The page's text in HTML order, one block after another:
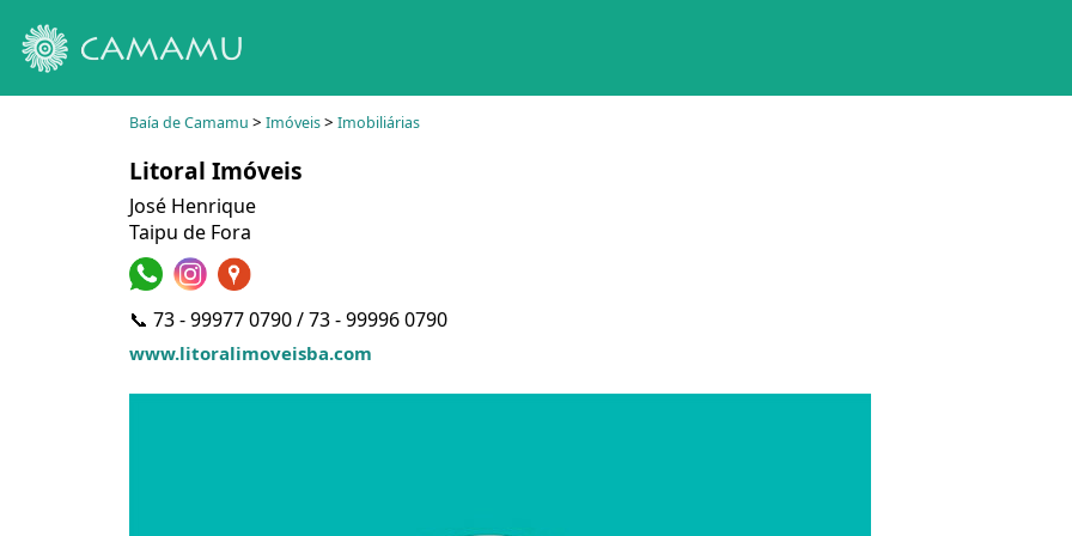
Baía de Camamu > Imóveis> Imobiliárias
Litoral Imóveis
José Henrique
Taipu de Fora
📞 73 - 99977 0790 / 73 - 99996 0790
www.litoralimoveisba.com